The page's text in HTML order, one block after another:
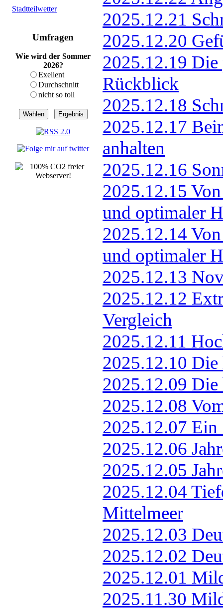
Stadtteilwetter
Umfragen
Wie wird der Sommer
2026?
Exellent
Durchschnitt
nicht so toll